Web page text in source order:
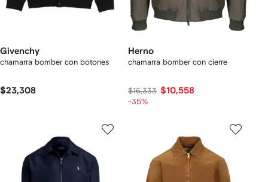
Givenchy
chamarra bomber con botones
$23,308
Herno
chamarra bomber con cierre
$16,333 $10,558
-35%